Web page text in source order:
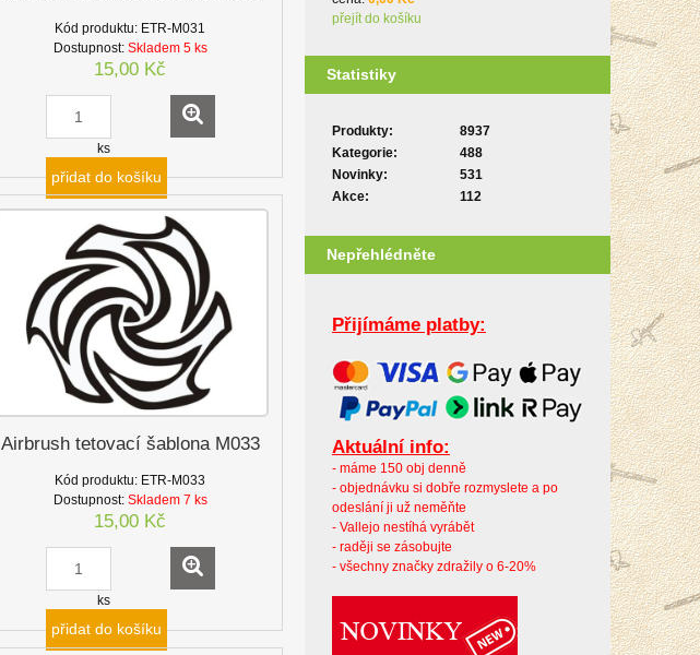
Kód produktu: ETR-M031
Dostupnost: Skladem 5 ks
15,00 Kč
ks
přidat do košíku
Airbrush tetovací šablona M033
Kód produktu: ETR-M033
Dostupnost: Skladem 7 ks
15,00 Kč
ks
přidat do košíku
přejít do košíku
Statistiky
Produkty:
8937
Kategorie:
488
Novinky:
531
Akce:
112
Nepřehlédněte
Přijímáme platby:
Aktuální info:
- máme 150 obj denně
- objednávku si dobře rozmyslete a po
odeslání ji už neměňte
- Vallejo nestíhá vyrábět
- raději se zásobujte
- všechny značky zdražily o 6-20%